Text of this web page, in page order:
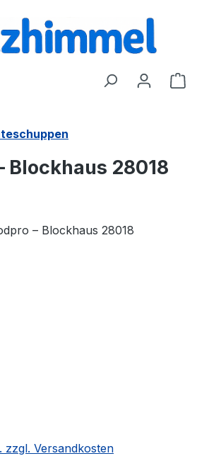
Blockhaus 28018
zzgl. Versandkosten